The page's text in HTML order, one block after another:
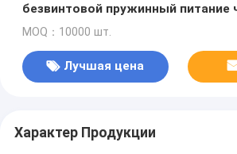
безвинтовой пружинный питание
соединитель проволока
MOQ：10000 шт.
Лучшая цена
Характер Продукции